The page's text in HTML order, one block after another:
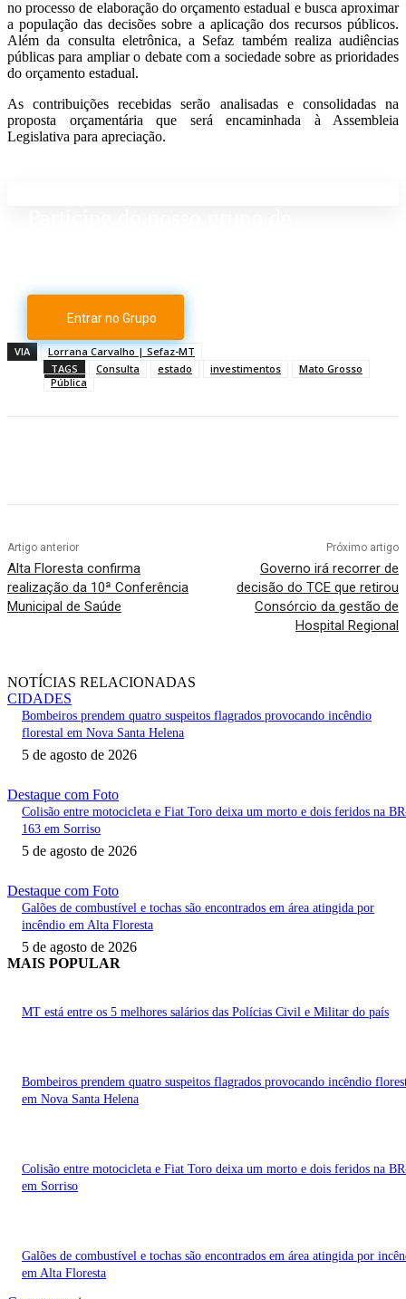
no processo de elaboração do orçamento estadual e busca aproximar
a população das decisões sobre a aplicação dos recursos públicos.
Além da consulta eletrônica, a Sefaz também realiza audiências
públicas para ampliar o debate com a sociedade sobre as prioridades
do orçamento estadual.
As contribuições recebidas serão analisadas e consolidadas na
proposta orçamentária que será encaminhada à Assembleia
Legislativa para apreciação.
Entrar no Grupo
VIA
Lorrana Carvalho | Sefaz-MT
TAGS
Consulta estado investimentos
Mato Grosso
Pública
Artigo anterior
Alta Floresta confirma
realização da 10ª Conferência
Municipal de Saúde
Próximo artigo
Governo irá recorrer de
decisão do TCE que retirou
Consórcio da gestão de
Hospital Regional
NOTÍCIAS RELACIONADAS
CIDADES
Bombeiros prendem quatro suspeitos flagrados provocando incêndio
florestal em Nova Santa Helena
5 de agosto de 2026
Destaque com Foto
Colisão entre motocicleta e Fiat Toro deixa um morto e dois feridos na
163 em Sorriso
5 de agosto de 2026
Destaque com Foto
Galões de combustível e tochas são encontrados em área atingida por
incêndio em Alta Floresta
5 de agosto de 2026
MAIS POPULAR
MT está entre os 5 melhores salários das Polícias Civil e Militar do país
Bombeiros prendem quatro suspeitos flagrados provocando incêndio
em Nova Santa Helena
Colisão entre motocicleta e Fiat Toro deixa um morto e dois feridos na
em Sorriso
Galões de combustível e tochas são encontrados em área atingida por
em Alta Floresta